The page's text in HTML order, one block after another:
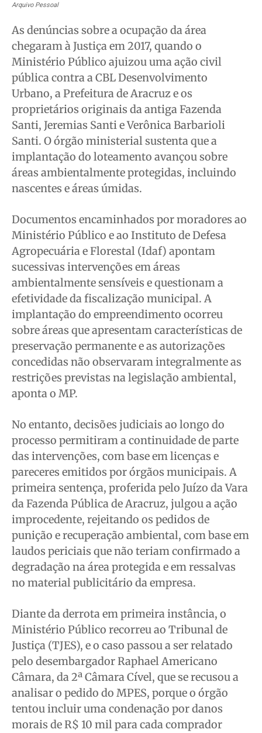
Arquivo Pessoal
As denúncias sobre a ocupação da área
chegaram à Justiça em 2017, quando o
Ministério Público ajuizou uma ação civil
pública contra a CBL Desenvolvimento
Urbano, a Prefeitura de Aracruz e os
proprietários originais da antiga Fazenda
Santi, Jeremias Santi e Verônica Barbarioli
Santi. O órgão ministerial sustenta que a
implantação do loteamento avançou sobre
áreas ambientalmente protegidas, incluindo
nascentes e áreas úmidas.
Documentos encaminhados por moradores ao
Ministério Público e ao Instituto de Defesa
Agropecuária e Florestal (Idaf) apontam
sucessivas intervenções em áreas
ambientalmente sensíveis e questionam a
efetividade da fiscalização municipal. A
implantação do empreendimento ocorreu
sobre áreas que apresentam características de
preservação permanente e as autorizações
concedidas não observaram integralmente as
restrições previstas na legislação ambiental,
aponta o MP.
No entanto, decisões judiciais ao longo do
processo permitiram a continuidade de parte
das intervenções, com base em licenças e
pareceres emitidos por órgãos municipais. A
primeira sentença, proferida pelo Juízo da Vara
da Fazenda Pública de Aracruz, julgou a ação
improcedente, rejeitando os pedidos de
punição e recuperação ambiental, com base em
laudos periciais que não teriam confirmado a
degradação na área protegida e em ressalvas
no material publicitário da empresa.
Diante da derrota em primeira instância, o
Ministério Público recorreu ao Tribunal de
Justiça (TJES), e o caso passou a ser relatado
pelo desembargador Raphael Americano
Câmara, da 2ª Câmara Cível, que se recusou a
analisar o pedido do MPES, porque o órgão
tentou incluir uma condenação por danos
morais de R$ 10 mil para cada comprador